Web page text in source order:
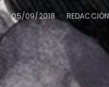
05/09/2018 REDACCIÓN